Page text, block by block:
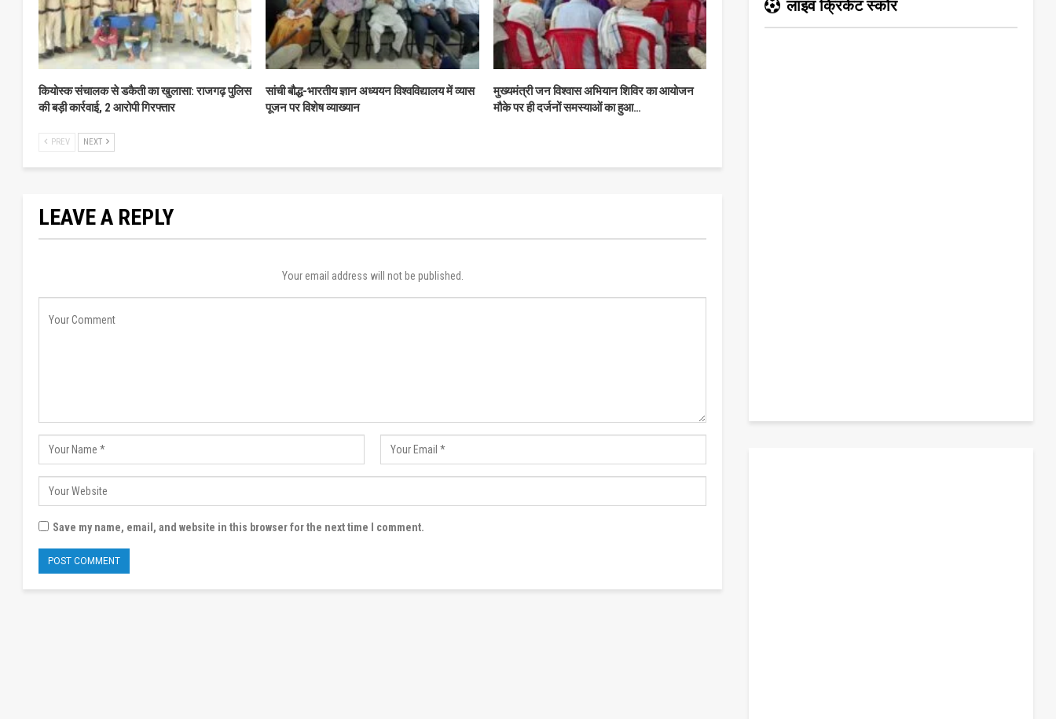
कियोस्क संचालक से डकैती का खुलासा: राजगढ़ पुलिस
की बड़ी कार्रवाई, 2 आरोपी गिरफ्तार
सांची बौद्ध-भारतीय ज्ञान अध्ययन विश्वविद्यालय में व्यास
पूजन पर विशेष व्याख्यान
मुख्यमंत्री जन विश्वास अभियान शिविर का आयोजन
मौके पर ही दर्जनों समस्याओं का हुआ…
PREV NEXT
LEAVE A REPLY
Your email address will not be published.
Save my name, email, and website in this browser for the next time I comment.
लाइव क्रिकेट स्कोर